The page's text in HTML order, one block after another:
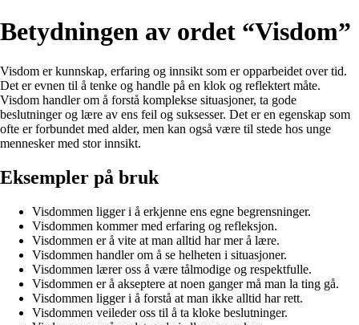
Betydningen av ordet “Visdom”
Visdom er kunnskap, erfaring og innsikt som er opparbeidet over tid.
Det er evnen til å tenke og handle på en klok og reflektert måte.
Visdom handler om å forstå komplekse situasjoner, ta gode
beslutninger og lære av ens feil og suksesser. Det er en egenskap som
ofte er forbundet med alder, men kan også være til stede hos unge
mennesker med stor innsikt.
Eksempler på bruk
Visdommen ligger i å erkjenne ens egne begrensninger.
Visdommen kommer med erfaring og refleksjon.
Visdommen er å vite at man alltid har mer å lære.
Visdommen handler om å se helheten i situasjoner.
Visdommen lærer oss å være tålmodige og respektfulle.
Visdommen er å akseptere at noen ganger må man la ting gå.
Visdommen ligger i å forstå at man ikke alltid har rett.
Visdommen veileder oss til å ta kloke beslutninger.